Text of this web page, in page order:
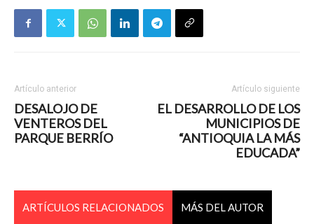
Artículo anterior
DESALOJO DE
VENTEROS DEL
PARQUE BERRÍO
Artículo siguiente
EL DESARROLLO DE LOS
MUNICIPIOS DE
“ANTIOQUIA LA MÁS
EDUCADA”
ARTÍCULOS RELACIONADOS MÁS DEL AUTOR